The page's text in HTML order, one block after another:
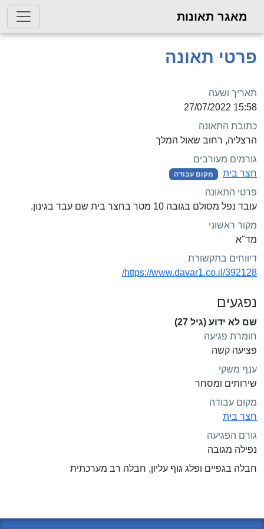
מאגר תאונות
פרטי תאונה
תאריך ושעה
15:58 27/07/2022
כתובת התאונה
הרצליה, רחוב שאול המלך
גורמים מעורבים
חצר בית
מקום עבודה
פרטי התאונה
עובד נפל מסולם בגובה 10 מטר בחצר בית שם עבד בגינון.
מקור ראשוני
מד"א
דיווחים בתקשורת
https://www.davar1.co.il/392128/
נפגעים
שם לא ידוע (גיל 27)
חומרת פגיעה
פציעה קשה
ענף משקי
שירותים ומסחר
מקום עבודה
חצר בית
גורם הפגיעה
נפילה מגובה
חבלה בגפיים ופלג גוף עליון, חבלה רב מערכתית